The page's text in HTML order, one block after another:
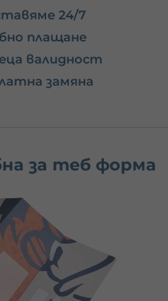
24/7
плащане
валидност
замяна
за теб форма